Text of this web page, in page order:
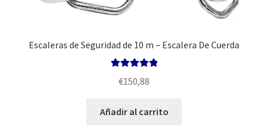
Escaleras de Seguridad de 10 m – Escalera De Cuerda
de 5
€150,88
Añadir al carrito